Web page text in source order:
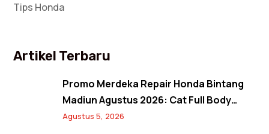
Tips Honda
Artikel Terbaru
Promo Merdeka Repair Honda Bintang
Madiun Agustus 2026: Cat Full Body
Mulai 12 Jutaan, Diskon Cat Spion 17%,
Agustus 5, 2026